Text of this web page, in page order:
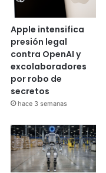
Apple intensifica
presión legal
contra OpenAI y
excolaboradores
por robo de
secretos
hace 3 semanas